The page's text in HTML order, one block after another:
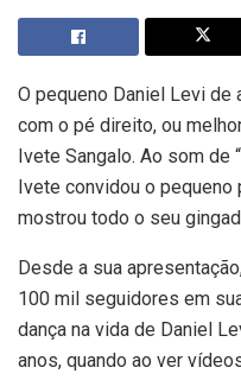
O pequeno Daniel Levi de
com o pé direito, ou
Ivete Sangalo. Ao som de
Ivete convidou o pequeno
mostrou todo o seu
Desde a sua
100 mil seguidores em
dança na vida de Daniel
anos, quando ao ver